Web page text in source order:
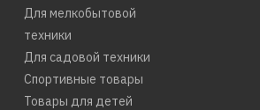
Для мелкобытовой
техники
Для садовой техники
Спортивные товары
Товары для детей